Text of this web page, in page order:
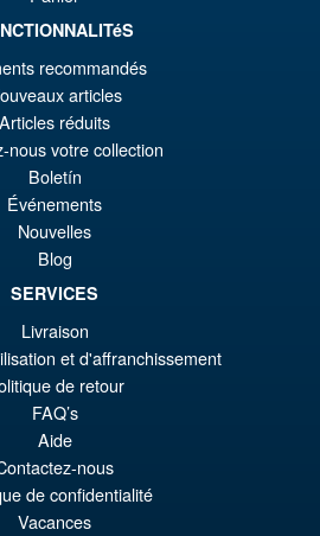
PRÉ COMMANDE
Bandai Spirits S.H.Figuarts
Dragon Ball Super: Broly -
Super- Action Figure
PRÉ COMMANDE
recommandés
articles
Articles réduits
nous votre collection
Boletín
Événements
Nouvelles
Blog
SERVICES
Livraison
et d'affranchissement
de retour
FAQ’s
Aide
nous
de confidentialité
Vacances